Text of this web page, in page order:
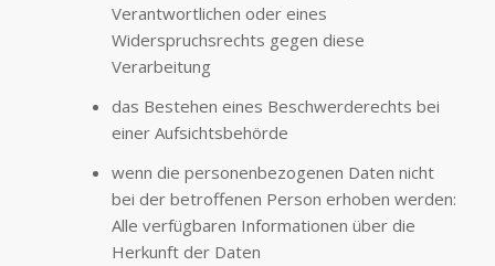
Verantwortlichen oder eines
Widerspruchsrechts gegen diese
Verarbeitung
das Bestehen eines Beschwerderechts bei
einer Aufsichtsbehörde
wenn die personenbezogenen Daten nicht
bei der betroffenen Person erhoben werden:
Alle verfügbaren Informationen über die
Herkunft der Daten